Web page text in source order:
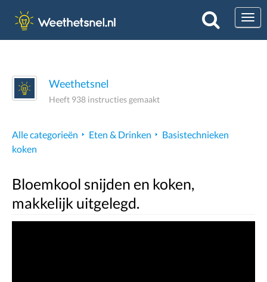
Weethetsnel
Heeft 938 instructies gemaakt
Alle categorieën Eten & Drinken
Basistechnieken
koken
Bloemkool snijden en koken,
makkelijk uitgelegd.